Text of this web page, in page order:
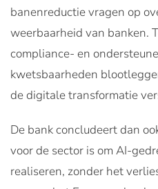
banenreductie vragen op
weerbaarheid van banken.
compliance- en
kwetsbaarheden
de digitale transformatie
De bank concludeert dan
voor de sector is om AI-
realiseren, zonder het